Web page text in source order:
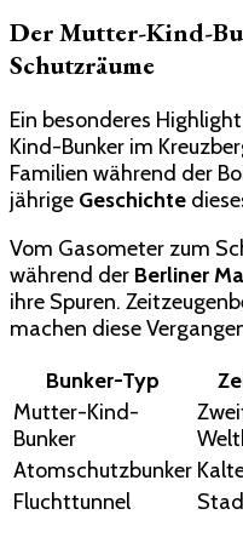
Der Mutter-Kind-
Schutzräume
Ein besonderes
Kind-Bunker im
Familien während der
jährige Geschichte
Vom Gasometer zum
während der Berliner
ihre Spuren.
machen diese
Bunker-Typ
Mutter-Kind-
Bunker
Atomschutzbunker
Fluchttunnel